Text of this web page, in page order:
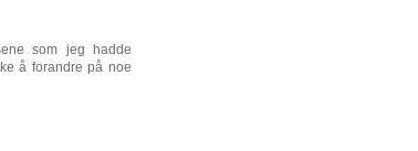
som jeg hadde
å forandre på noe